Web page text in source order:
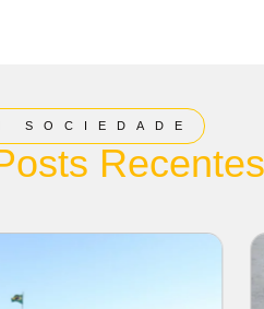
SOCIEDADE
Recentes